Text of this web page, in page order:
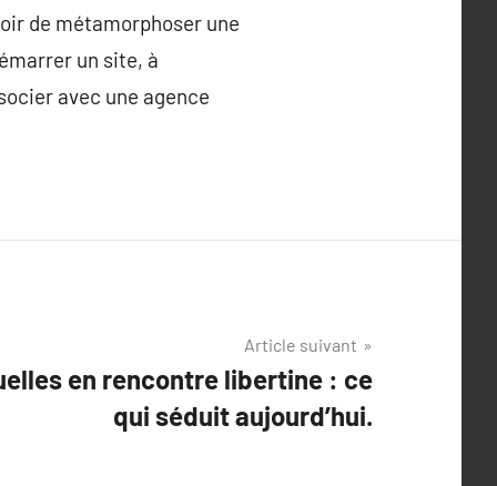
de métamorphoser une
un site, à
avec une agence
Article suivant
en rencontre libertine : ce
qui séduit aujourd’hui.